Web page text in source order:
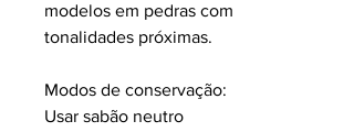
modelos em pedras com
tonalidades próximas.
Modos de conservação:
Usar sabão neutro